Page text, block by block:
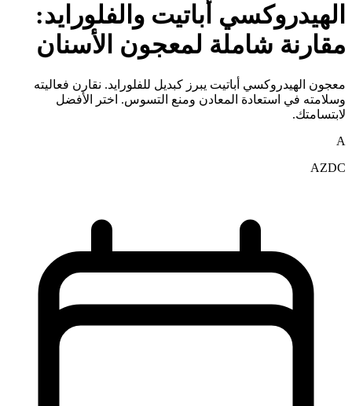
الهيدروكسي أباتيت والفلورايد:
مقارنة شاملة لمعجون الأسنان
معجون الهيدروكسي أباتيت يبرز كبديل للفلورايد. نقارن فعاليته
وسلامته في استعادة المعادن ومنع التسوس. اختر الأفضل
لابتسامتك.
A
AZDC